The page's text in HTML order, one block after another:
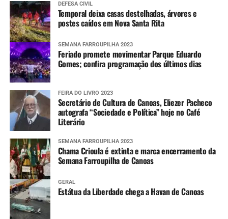
DEFESA CIVIL
Temporal deixa casas destelhadas, árvores e
postes caídos em Nova Santa Rita
SEMANA FARROUPILHA 2023
Feriado promete movimentar Parque Eduardo
Gomes; confira programação dos últimos dias
FEIRA DO LIVRO 2023
Secretário de Cultura de Canoas, Eliezer Pacheco
autografa “Sociedade e Política” hoje no Café
Literário
SEMANA FARROUPILHA 2023
Chama Crioula é extinta e marca encerramento da
Semana Farroupilha de Canoas
GERAL
Estátua da Liberdade chega a Havan de Canoas